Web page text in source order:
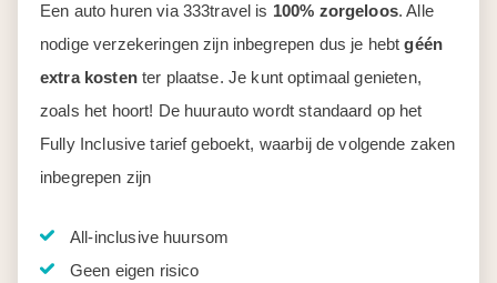
Een auto huren via 333travel is 100% zorgeloos. Alle
nodige verzekeringen zijn inbegrepen dus je hebtgéén
extra kostenter plaatse. Je kunt optimaal genieten,
zoals het hoort! De huurauto wordt standaard op het
Fully Inclusive tarief geboekt, waarbij de volgende zaken
inbegrepen zijn
All-inclusive huursom
Geen eigen risico